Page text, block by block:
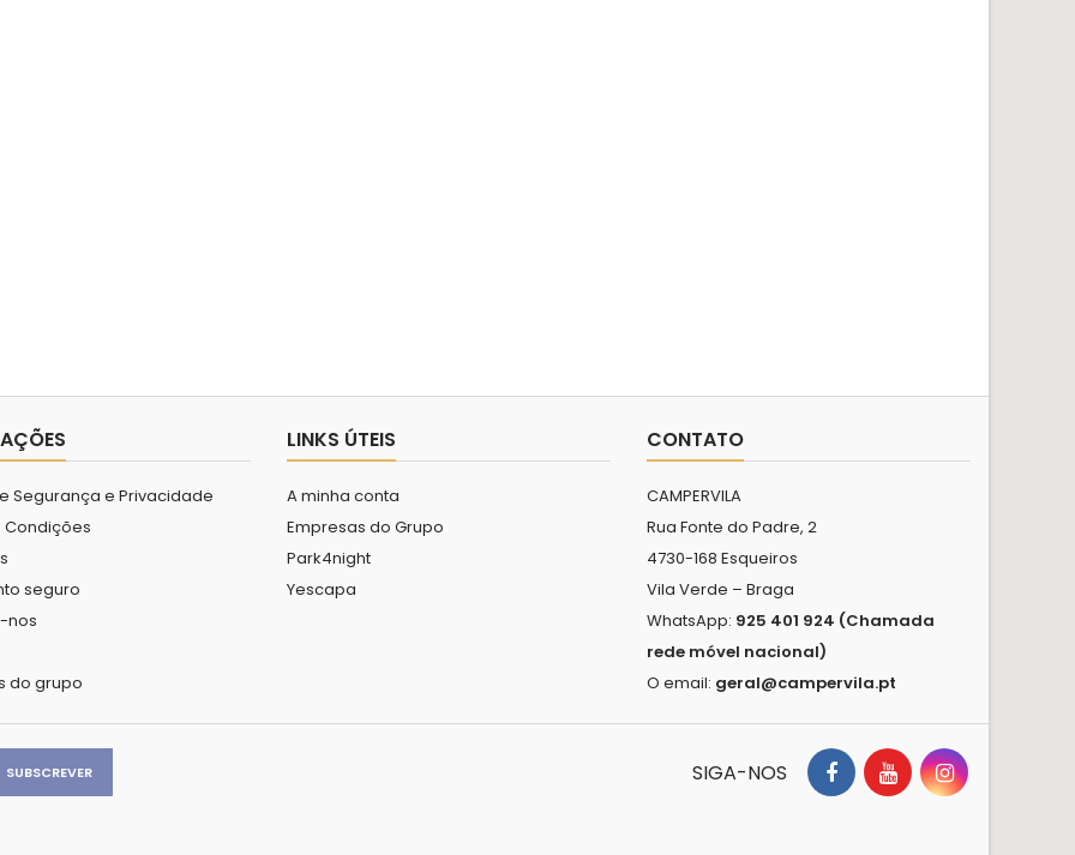
Segurança e Privacidade
Condições
seguro
nos
do grupo
LINKS ÚTEIS
A minha conta
Empresas do Grupo
Park4night
Yescapa
CONTATO
CAMPERVILA
Rua Fonte do Padre, 2
4730-168 Esqueiros
Vila Verde – Braga
WhatsApp: 925 401 924 (Chamada
rede móvel nacional)
O email: geral@campervila.pt
SIGA-NOS